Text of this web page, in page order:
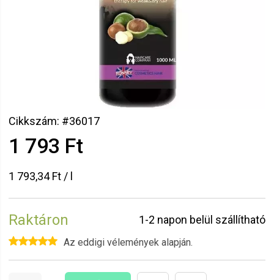
Cikkszám: #36017
1 793 Ft
1 793,34 Ft / l
Raktáron 1-2 napon belül szállítható
Az eddigi vélemények alapján.